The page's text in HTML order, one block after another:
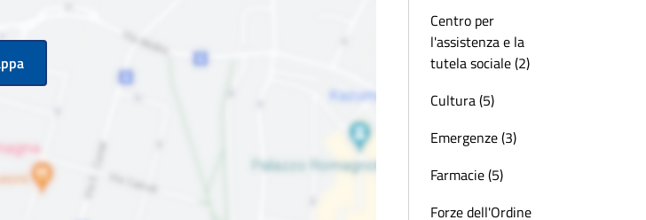
Centro per
l'assistenza e la
tutela sociale (2)
Cultura (5)
Emergenze (3)
Farmacie (5)
Forze dell'Ordine